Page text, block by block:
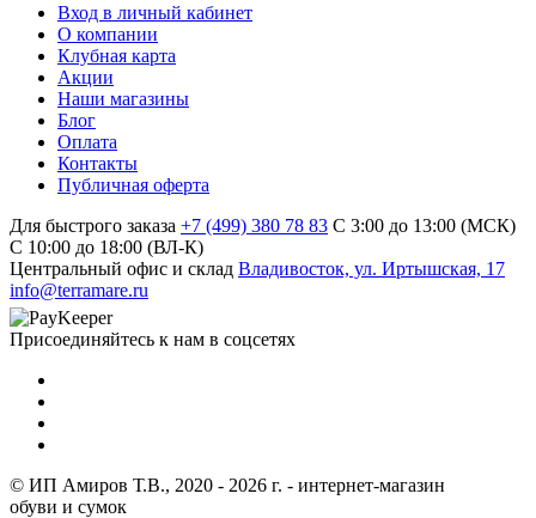
Вход в личный кабинет
О компании
Клубная карта
Акции
Наши магазины
Блог
Оплата
Контакты
Публичная оферта
Для быстрого заказа +7 (499) 380 78 83 С 3:00 до 13:00 (МСК)
C 10:00 до 18:00 (ВЛ-К)
Центральный офис и склад Владивосток, ул. Иртышская, 17
info@terramare.ru
Присоединяйтесь к нам в соцсетях
© ИП Амиров Т.В., 2020 - 2026 г. - интернет-магазин
обуви и сумок